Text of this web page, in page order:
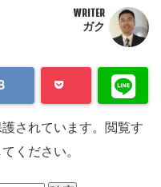
WRITER
ガク
されています。閲覧す
ください。